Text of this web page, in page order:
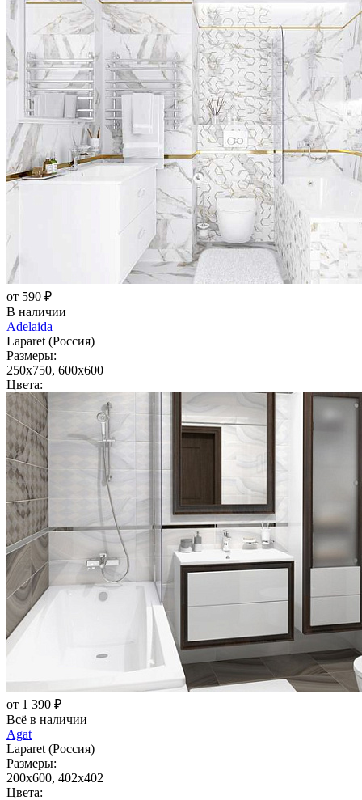
от 590 ₽
В наличии
Adelaida
Laparet (Россия)
Размеры:
250x750, 600x600
Цвета:
от 1 390 ₽
Всё в наличии
Agat
Laparet (Россия)
Размеры:
200x600, 402x402
Цвета: